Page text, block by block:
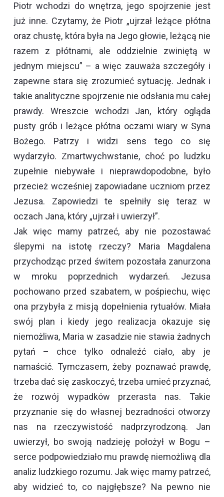
Piotr wchodzi do wnętrza, jego spojrzenie jest
już inne. Czytamy, że Piotr „ujrzał leżące płótna
oraz chustę, która była na Jego głowie, leżącą nie
razem z płótnami, ale oddzielnie zwiniętą w
jednym miejscu” – a więc zauważa szczegóły i
zapewne stara się zrozumieć sytuację. Jednak i
takie analityczne spojrzenie nie odsłania mu całej
prawdy. Wreszcie wchodzi Jan, który ogląda
pusty grób i leżące płótna oczami wiary w Syna
Bożego. Patrzy i widzi sens tego co się
wydarzyło. Zmartwychwstanie, choć po ludzku
zupełnie niebywałe i nieprawdopodobne, było
przecież wcześniej zapowiadane uczniom przez
Jezusa. Zapowiedzi te spełniły się teraz w
oczach Jana, który „ujrzał i uwierzył”.
Jak więc mamy patrzeć, aby nie pozostawać
ślepymi na istotę rzeczy? Maria Magdalena
przychodząc przed świtem pozostała zanurzona
w mroku poprzednich wydarzeń. Jezusa
pochowano przed szabatem, w pośpiechu, więc
ona przybyła z misją dopełnienia rytuałów. Miała
swój plan i kiedy jego realizacja okazuje się
niemożliwa, Maria w zasadzie nie stawia żadnych
pytań – chce tylko odnaleźć ciało, aby je
namaścić. Tymczasem, żeby poznawać prawdę,
trzeba dać się zaskoczyć, trzeba umieć przyznać,
że rozwój wypadków przerasta nas. Takie
przyznanie się do własnej bezradności otworzy
nas na rzeczywistość nadprzyrodzoną. Jan
uwierzył, bo swoją nadzieję położył w Bogu –
serce podpowiedziało mu prawdę niemożliwą dla
analiz ludzkiego rozumu. Jak więc mamy patrzeć,
aby widzieć to, co najgłębsze? Na pewno nie